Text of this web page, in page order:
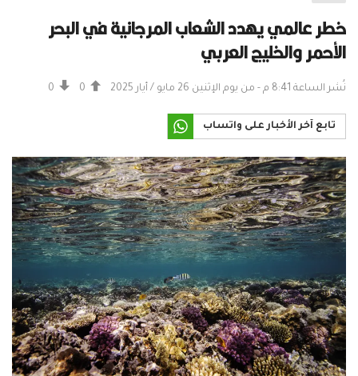
خطر عالمي يهدد الشعاب المرجانية في البحر
الأحمر والخليج العربي
نُشر الساعة 8:41 م - من يوم الإثنين 26 مايو / أيار 2025 0
0
تابع آخر الأخبار على واتساب